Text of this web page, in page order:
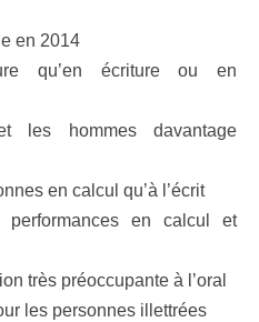
en 2014
qu’en écriture ou en
les hommes davantage
en calcul qu’à l’écrit
en calcul et
très préoccupante à l’oral
les personnes illettrées